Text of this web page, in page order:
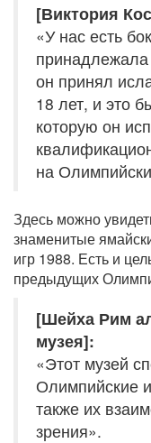
[Виктория
«У нас есть
он принял
18 лет, и это
которую он
на
Здесь можно
знаменитые
игр 1988. Есть и
предыдущих
[Шейха Рим
музея]:
«Этот музей
Олимпийские
также их
зрения».